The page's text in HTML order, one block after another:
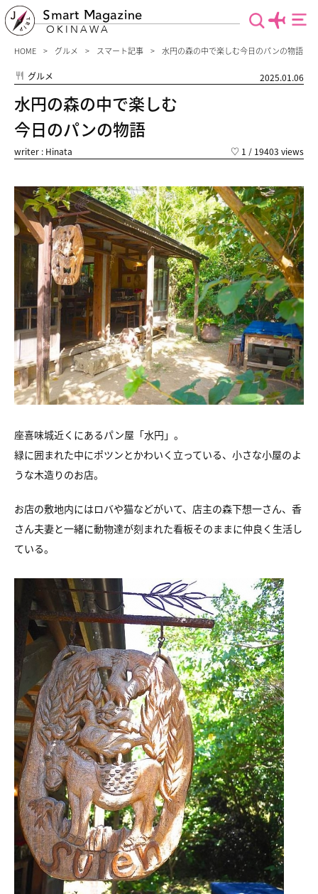
Smart Magazine
OKINAWA
HOME グルメ スマート記事 水円の森の中で楽しむ今日のパンの物語
グルメ 2025.01.06
水円の森の中で楽しむ
今日のパンの物語
writer : Hinata ♡ 1 / 19403 views
座喜味城近くにあるパン屋「水円」。
緑に囲まれた中にポツンとかわいく立っている、 小さな小屋のよ
うな木造りのお店。
お店の敷地内にはロバや猫などがいて、 店主の森下想一さん、香
さん夫妻と一緒に動物達が刻まれた看板そのままに仲良く生活し
ている。